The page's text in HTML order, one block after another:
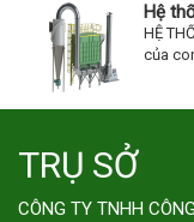
Hệ
HỆ
của
TRỤ SỞ
CÔNG TY TNHH